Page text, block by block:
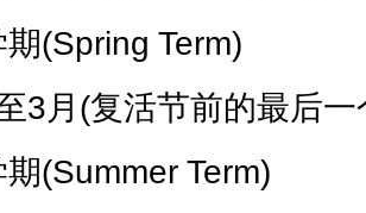
(Spring Term)
3月(复活节前的最后
(Summer Term)